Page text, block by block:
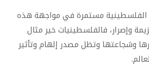
الفلسطينية مستمرة في مواجهة هذه
وإصرار، فالفلسطينيات خير مثال
وشجاعتها وتظل مصدر إلهام وتأثير